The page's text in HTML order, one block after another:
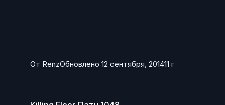
От RenzОбновлено 12 сентября, 201411 г